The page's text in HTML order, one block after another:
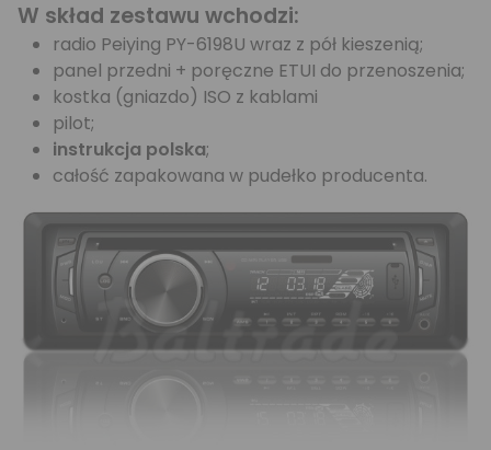
W skład zestawu wchodzi:
radio Peiying PY-6198U wraz z pół kieszenią;
panel przedni + poręczne ETUI do przenoszenia;
kostka (gniazdo) ISO z kablami
pilot;
instrukcja polska;
całość zapakowana w pudełko producenta.